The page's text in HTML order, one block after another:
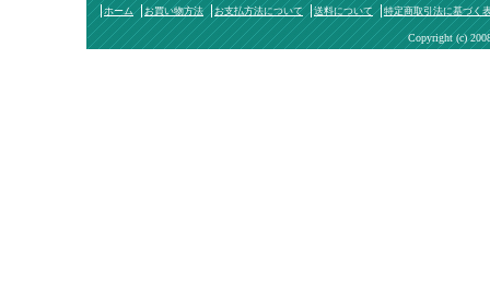
ホーム お買い物方法 お支払方法について 送料について 特定商取引法に基づく
Copyright (c)